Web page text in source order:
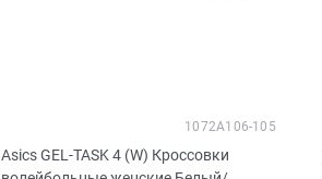
Asics GEL-TASK 4 (W) Кроссовки
1072A106-105